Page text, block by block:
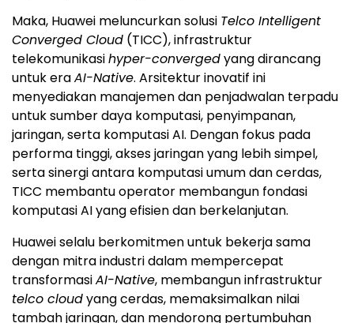
Maka, Huawei meluncurkan solusi Telco Intelligent
Converged Cloud (TICC), infrastruktur
telekomunikasihyper-convergedyang dirancang
untuk eraAI-Native. Arsitektur inovatif ini
menyediakan manajemen dan penjadwalan terpadu
untuk sumber daya komputasi, penyimpanan,
jaringan, serta komputasi AI. Dengan fokus pada
performa tinggi, akses jaringan yang lebih simpel,
serta sinergi antara komputasi umum dan cerdas,
TICC membantu operator membangun fondasi
komputasi AI yang efisien dan berkelanjutan.
Huawei selalu berkomitmen untuk bekerja sama
dengan mitra industri dalam mempercepat
transformasiAI-Native, membangun infrastruktur
telco cloudyang cerdas, memaksimalkan nilai
tambah jaringan, dan mendorong pertumbuhan